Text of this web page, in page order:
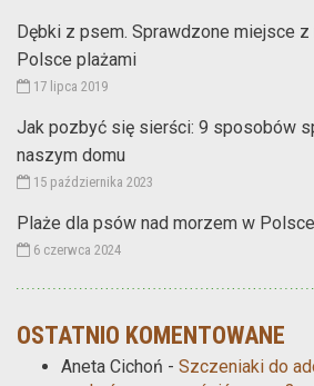
Dębki z psem. Sprawdzone miejsce
Polsce plażami
17 lipca 2019
Jak pozbyć się sierści: 9 sposobów
naszym domu
15 października 2023
Plaże dla psów nad morzem w
6 czerwca 2024
OSTATNIO KOMENTOWANE
Aneta Cichoń - Szczeniaki do